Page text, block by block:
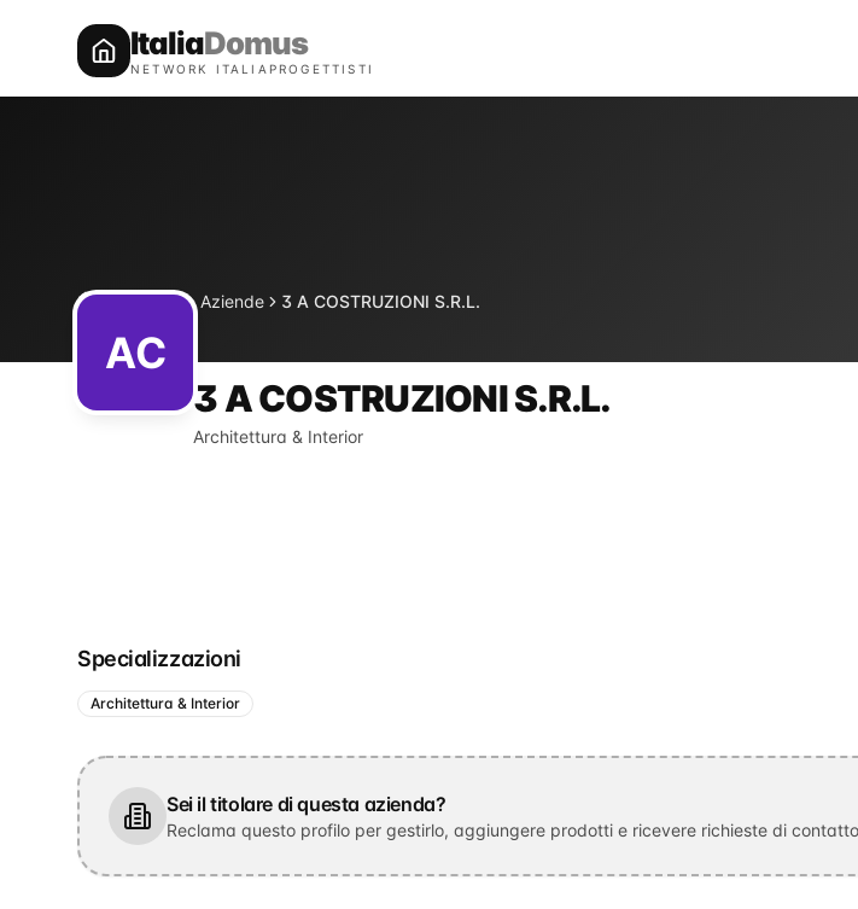
ItaliaDomus
NETWORK ITALIAPROGETTISTI
HomeDirectory Aziende 3 A COSTRUZIONI S.R.L.
AC
3 A COSTRUZIONI S.R.L.
Architettura & Interior
Specializzazioni
Architettura & Interior
Sei il titolare di questa azienda?
Reclama questo profilo per gestirlo, aggiungere prodotti e ricevere richieste di